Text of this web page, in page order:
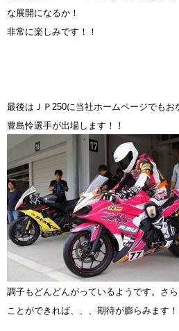
な展開になるか！
非常に楽しみです！！
最後はＪＰ250に当社ホームページでも
豊島怜選手が出場します！！
調子もどんどんがっているようです。さ
ことができれば、、、期待が膨らみます ！